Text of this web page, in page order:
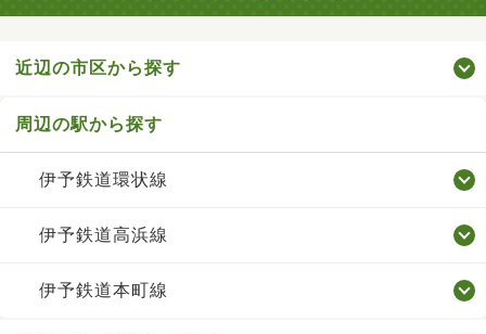
近辺の市区から探す
周辺の駅から探す
伊予鉄道環状線
伊予鉄道高浜線
伊予鉄道本町線